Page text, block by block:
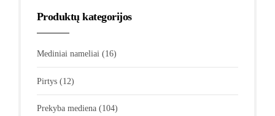
Produktų kategorijos
Mediniai nameliai (16)
Pirtys (12)
Prekyba mediena (104)